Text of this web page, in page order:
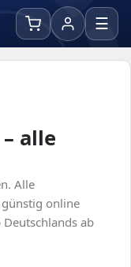
☰
alle
Alle
online
ab